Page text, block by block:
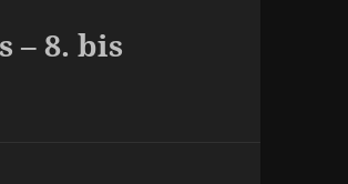
– 8. bis